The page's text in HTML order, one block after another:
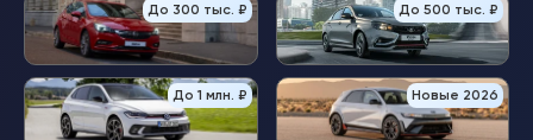
До 300 тыс. ₽ До 500 тыс. ₽
До 1 млн. ₽ Новые 2026